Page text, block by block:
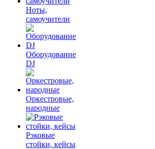
Ноты,
самоучители
Оборудование
DJ
Оркестровые,
народные
Рэковые
стойки, кейсы